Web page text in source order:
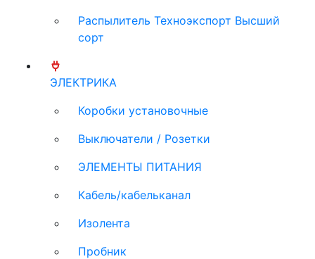
Распылитель Техноэкспорт Высший
сорт
ЭЛЕКТРИКА
Коробки установочные
Выключатели / Розетки
ЭЛЕМЕНТЫ ПИТАНИЯ
Кабель/кабельканал
Изолента
Пробник